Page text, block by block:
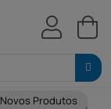
Novos Produtos